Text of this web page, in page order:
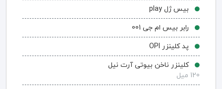
بیس ژل play
رابر بیس ام جی 001
پد کلینزر OPI
کلینزر ناخن بیوتی آرت نیل
120 میل